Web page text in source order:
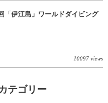
「伊江島」ワールドダイビング
10097 views
テゴリー